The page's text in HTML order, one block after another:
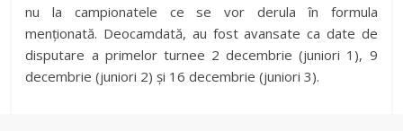
V
i
nu la campionatele ce se vor derula în formula
menționată. Deocamdată, au fost avansate ca date de
disputare a primelor turnee 2 decembrie (juniori 1), 9
decembrie (juniori 2) și 16 decembrie (juniori 3).